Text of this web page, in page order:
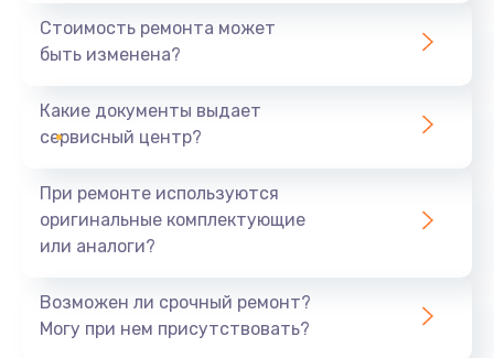
390 руб.
Замена разъёма наушников (гарнитуры)
Замена кнопок громкости
Заказать
Стоимость ремонта может
быть изменена?
Какие документы выдает
сервисный центр?
При ремонте используются
оригинальные комплектующие
или аналоги?
Возможен ли срочный ремонт?
Могу при нем присутствовать?